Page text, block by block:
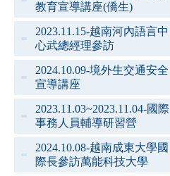
教育宣導講座(僑生)
2023.11.15-越南河內語言中
心武總經理參訪
2024.10.09-境外生交通安全
宣導講座
2023.11.03~2023.11.04-國際
事務人員輔導研習營
2024.10.08-越南成東大學國
際長參訪萬能科技大學